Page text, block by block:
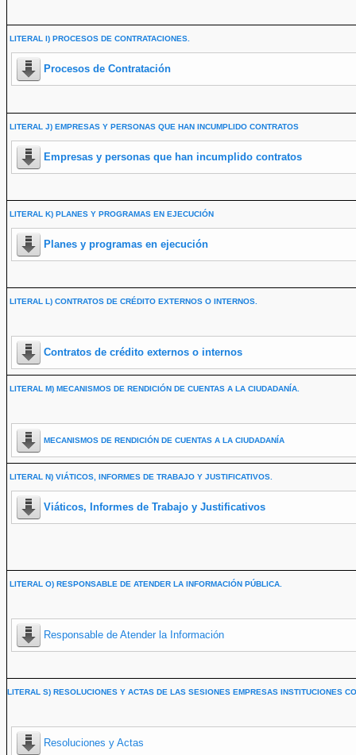
LITERAL I) PROCESOS DE CONTRATACIONES.
Procesos de Contratación
LITERAL J) EMPRESAS Y PERSONAS QUE HAN INCUMPLIDO CONTRATOS
Empresas y personas que han incumplido contratos
LITERAL K) PLANES Y PROGRAMAS EN EJECUCIÓN
Planes y programas en ejecución
LITERAL L) CONTRATOS DE CRÉDITO EXTERNOS O INTERNOS.
Contratos de crédito externos o internos
LITERAL M) MECANISMOS DE RENDICIÓN DE CUENTAS A LA CIUDADANÍA.
MECANISMOS DE RENDICIÓN DE CUENTAS A LA CIUDADANÍA
LITERAL N) VIÁTICOS, INFORMES DE TRABAJO Y JUSTIFICATIVOS.
Viáticos, Informes de Trabajo y Justificativos
LITERAL O) RESPONSABLE DE ATENDER LA INFORMACIÓN PÚBLICA.
Responsable de Atender la Información
LITERAL S) RESOLUCIONES Y ACTAS DE LAS SESIONES EMPRESAS INSTITUCIONES
Resoluciones y Actas